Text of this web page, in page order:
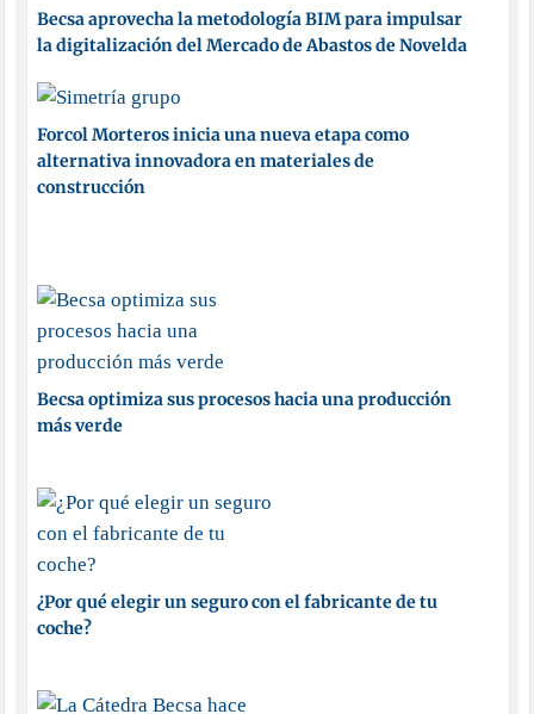
Becsa aprovecha la metodología BIM para impulsar
la digitalización del Mercado de Abastos de Novelda
Forcol Morteros inicia una nueva etapa como
alternativa innovadora en materiales de
construcción
Becsa optimiza sus procesos hacia una producción
más verde
¿Por qué elegir un seguro con el fabricante de tu
coche?